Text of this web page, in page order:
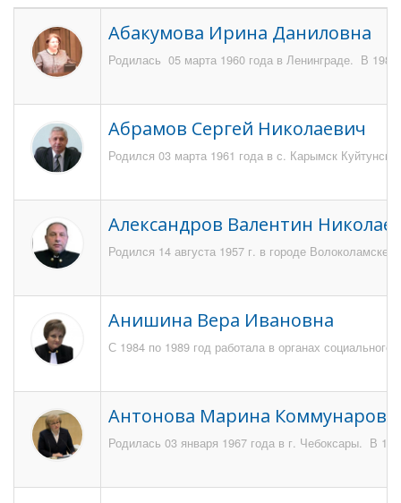
Абакумова Ирина Даниловна
Родилась 05 марта 1960 года в Ленинграде. В
Абрамов Сергей Николаевич
Родился 03 марта 1961 года в с. Карымск
Александров Валентин
Родился 14 августа 1957 г. в городе
Анишина Вера Ивановна
С 1984 по 1989 год работала в органах
Антонова Марина
Родилась 03 января 1967 года в г. Чебоксары. В